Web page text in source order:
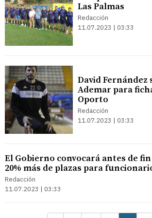
Las Palmas
Redacción
11.07.2023 | 03:33
David Fernández
Ademar para
Oporto
Redacción
11.07.2023 | 03:33
El Gobierno convocará antes de
20% más de plazas para
Redacción
11.07.2023 | 03:33